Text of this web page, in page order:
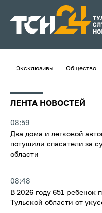
Эксклюзивы Общество
ЛЕНТА НОВОСТЕЙ
08:59
Два дома и легковой
потушили спасатели за
области
08:48
В 2026 году 651 ребенок
Тульской области от